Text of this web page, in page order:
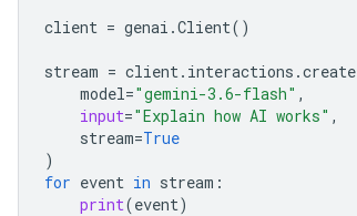
client = genai .Client()
stream = client. interactions .create
model="gemini-3.6-flash" ,
input="Explain how AI works" ,
stream=True
)
for event in stream :
print(event)